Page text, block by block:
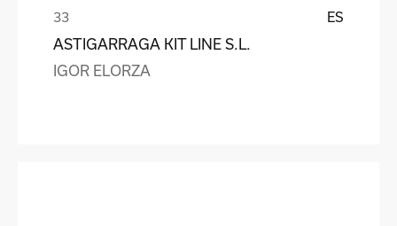
ES
ASTIGARRAGA KIT LINE S.L.
IGOR ELORZA